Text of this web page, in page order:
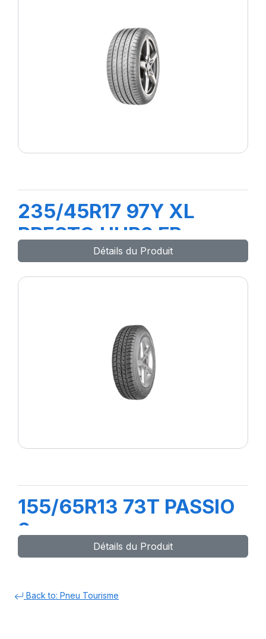
235/45R17 97Y XL
PRESTO UHP2 FP
Détails du Produit
155/65R13 73T PASSIO
2
Détails du Produit
Back to: Pneu Tourisme